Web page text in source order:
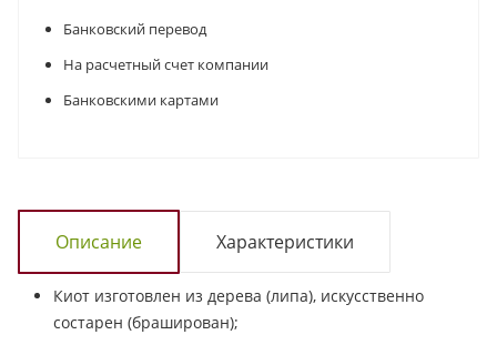
Банковский перевод
На расчетный счет компании
Банковскими картами
Описание Характеристики
Киот изготовлен из дерева (липа), искусственно
состарен (браширован);